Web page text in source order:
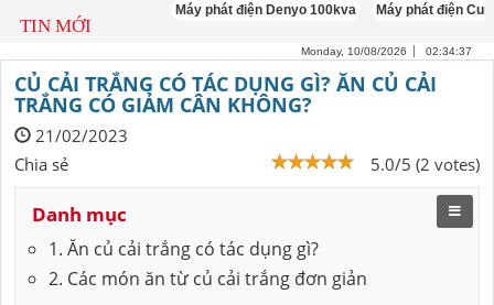
TIN MỚI
Máy phát điện Denyo 100kva Máy phát điện Cummins
Monday, 10/08/2026 02:34:38
CỦ CẢI TRẮNG CÓ TÁC DỤNG GÌ? ĂN CỦ CẢI
TRẮNG CÓ GIẢM CÂN KHÔNG?
21/02/2023
5.0/5 (2 votes)
Chia sẻ
Danh mục
1. Ăn củ cải trắng có tác dụng gì?
2. Các món ăn từ củ cải trắng đơn giản